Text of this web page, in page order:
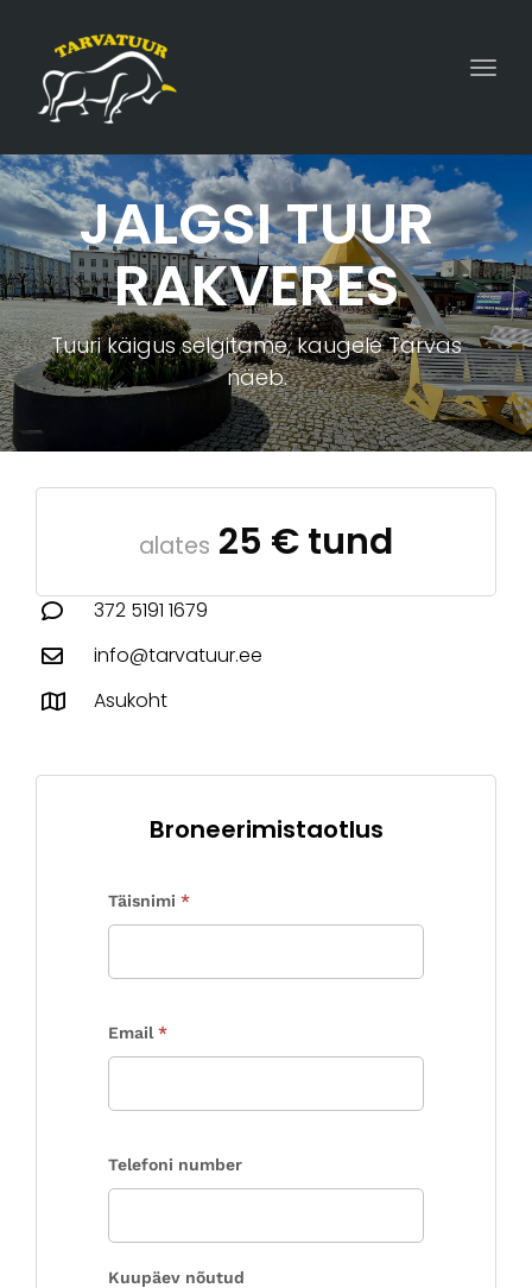
JALGSI TUUR
RAKVERES
Tuuri käigus selgitame, kaugele Tarvas
näeb.
alates 25 € tund
372 5191 1679
info@tarvatuur.ee
Asukoht
Broneerimistaotlus
Täisnimi *
Email *
Telefoni number
Kuupäev nõutud